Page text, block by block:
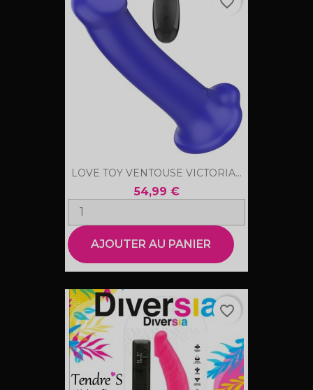
LOVE TOY VENTOUSE VICTORIA...
54,99 €
AJOUTER AU PANIER
favorite_border